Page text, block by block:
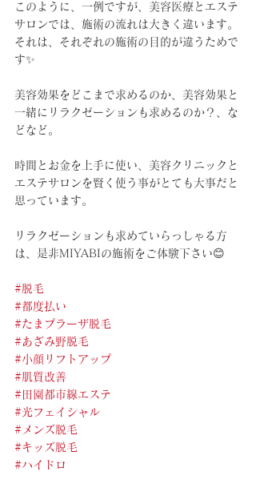
このように、一例ですが、美容医療とエステ
サロンでは、施術の流れは大きく違います。
それは、それぞれの施術の目的が違うためで
す✨
美容効果をどこまで求めるのか、美容効果と
一緒にリラクゼーションも求めるのか？、な
どなど。
時間とお金を上手に使い、美容クリニックと
エステサロンを賢く使う事がとても大事だと
思っています。
リラクゼーションも求めていらっしゃる方
は、是非MIYABIの施術をご体験下さい😊
#脱毛
#都度払い
#たまプラーザ脱毛
#あざみ野脱毛
#小顔リフトアップ
#肌質改善
#田園都市線エステ
#光フェイシャル
#メンズ脱毛
#キッズ脱毛
#ハイドロ